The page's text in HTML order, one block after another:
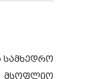
სამხედრო
მსოფლიო